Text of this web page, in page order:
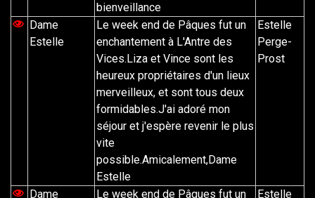
bienveillance
Dame
Estelle
Le week end de Pâques fut un
enchantement à L'Antre des
Vices.Liza et Vince sont les
heureux propriétaires d'un lieux
merveilleux, et sont tous deux
formidables.J'ai adoré mon
séjour et j'espère revenir le plus
vite
possible.Amicalement,Dame
Estelle
Estelle
Perge-
Prost
Dame
Le week end de Pâques fut un
Estelle